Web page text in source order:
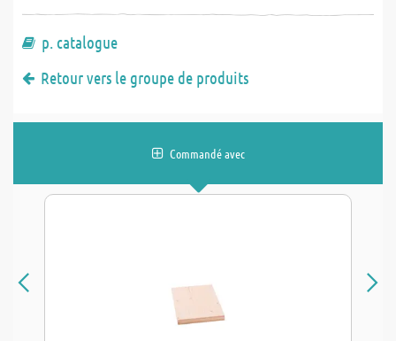
p. catalogue
Retour vers le groupe de produits
Commandé avec